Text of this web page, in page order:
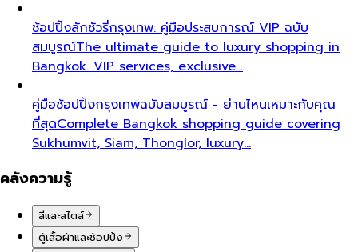
ช้อปปิ้งลักชัวรี่กรุงเทพ: คู่มือประสบการณ์ VIP ฉบับ
สมบูรณ์The ultimate guide to luxury shopping in
Bangkok. VIP services, exclusive…
คู่มือช้อปปิ้งกรุงเทพฉบับสมบูรณ์ - ย่านไหนเหมาะกับคุณ
ที่สุดComplete Bangkok shopping guide covering
Sukhumvit, Siam, Thonglor, luxury…
คลังความรู้
สีและสไตล์
ตู้เสื้อผ้าและช้อปปิ้ง